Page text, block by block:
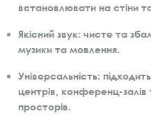
встановлювати на стіни
Якісний звук: чисте та
музики та мовлення.
Універсальність:
центрів, конференц-залів
просторів.